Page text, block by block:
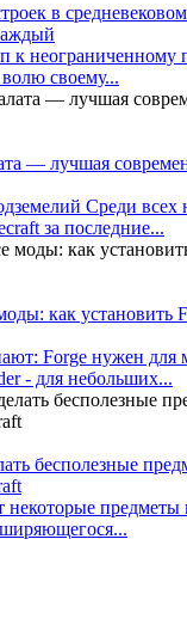
в
к неограниченному
своему...
— лучшая
Среди всех
за последние...
как установить
Forge нужен для
- для небольших...
бесполезные
некоторые